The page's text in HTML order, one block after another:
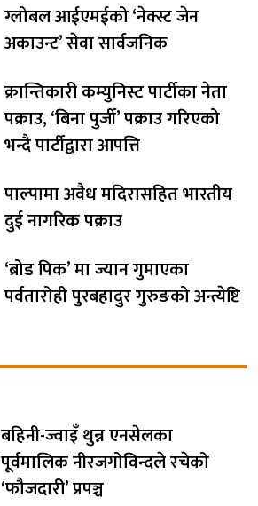
ग्लोबल आईएमईको ‘नेक्स्ट जेन
अकाउन्ट’ सेवा सार्वजनिक
क्रान्तिकारी कम्युनिस्ट पार्टीका नेता
पक्राउ, ‘बिना पुर्जी’ पक्राउ गरिएको
भन्दै पार्टीद्वारा आपत्ति
पाल्पामा अवैध मदिरासहित भारतीय
दुई नागरिक पक्राउ
‘ब्रोड पिक’ मा ज्यान गुमाएका
पर्वतारोही पुरबहादुर गुरुङको अन्त्येष्टि
बहिनी-ज्वाइँ थुन्न एनसेलका
पूर्वमालिक नीरजगोविन्दले रचेको
‘फौजदारी’ प्रपञ्च